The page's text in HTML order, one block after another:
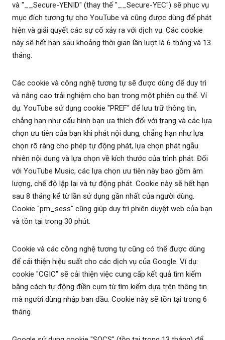
và "__Secure-YENID" (thay thế "__Secure-YEC") sẽ phục vụ
mục đích tương tự cho YouTube và cũng được dùng để phát
hiện và giải quyết các sự cố xảy ra với dịch vụ. Các cookie
này sẽ hết hạn sau khoảng thời gian lần lượt là 6 tháng và 13
tháng.
Các cookie và công nghệ tương tự sẽ được dùng để duy trì
và nâng cao trải nghiệm cho bạn trong một phiên cụ thể. Ví
dụ: YouTube sử dụng cookie "PREF" để lưu trữ thông tin,
chẳng hạn như cấu hình bạn ưa thích đối với trang và các lựa
chọn ưu tiên của bạn khi phát nội dung, chẳng hạn như lựa
chọn rõ ràng cho phép tự động phát, lựa chọn phát ngẫu
nhiên nội dung và lựa chọn về kích thước của trình phát. Đối
với YouTube Music, các lựa chọn ưu tiên này bao gồm âm
lượng, chế độ lặp lại và tự động phát. Cookie này sẽ hết hạn
sau 8 tháng kể từ lần sử dụng gần nhất của người dùng.
Cookie "pm_sess" cũng giúp duy trì phiên duyệt web của bạn
và tồn tại trong 30 phút.
Cookie và các công nghệ tương tự cũng có thể được dùng
để cải thiện hiệu suất cho các dịch vụ của Google. Ví dụ:
cookie "CGIC" sẽ cải thiện việc cung cấp kết quả tìm kiếm
bằng cách tự động điền cụm từ tìm kiếm dựa trên thông tin
mà người dùng nhập ban đầu. Cookie này sẽ tồn tại trong 6
tháng.